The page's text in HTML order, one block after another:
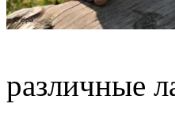
различные